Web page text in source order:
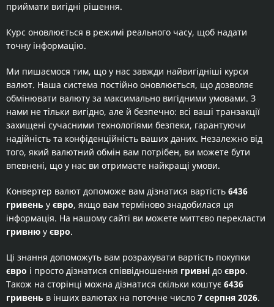
приймати вигідні рішення.
Курс оновлюється в режимі реального часу, щоб надати
точну інформацію.
Ми пишаємося тим, що у нас завжди найвигідніші курси
валют. Наша система постійно оновлюється, що дозволяє
обмінювати валюту за максимально вигідними умовами. З
нами не тільки вигідно, але й безпечно: всі ваші транзакції
захищені сучасними технологіями безпеки, гарантуючи
надійність та конфіденційність ваших даних. Незалежно від
того, який валютний обмін вам потрібен, ви можете бути
впевнені, що у нас ви отримаєте найкращі умови.
Конвертер валют допоможе вам дізнатися вартість 6436
гривень у євро, якщо вам терміново знадобилася ця
інформація. На нашому сайті ви можете миттєво перекласти
гривню у євро.
Ці знання допоможуть вам розрахувати вартість покупки
євро і просто дізнатися співвідношення гривні до євро.
Також на сторінці можна дізнатися скільки коштує 6436
гривень в інших валютах на поточне число 7 серпня 2026.